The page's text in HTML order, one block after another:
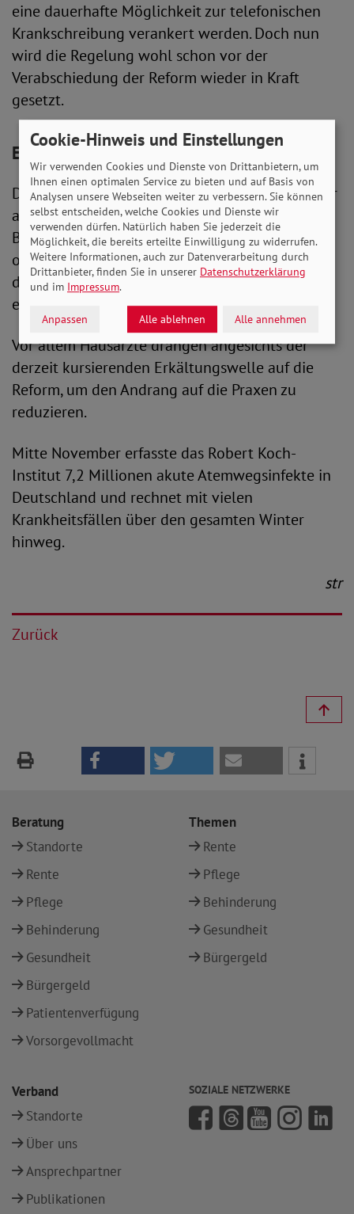
eine dauerhafte Möglichkeit zur telefonischen
Krankschreibung verankert werden. Doch nun
wird die Regelung wohl schon vor der
Verabschiedung der Reform wieder in Kraft
gesetzt.
Entscheidung liegt beim G-BA
Das Thema stehe für die Sitzung am 7. Dezember
auf der Tagesordnung des Gemeinsamen
Bundesausschusses (G-BA). Der G-BA ist das
oberste Gremium der Selbstverwaltung im
deutschen Gesundheitswesen. Auch der SoVD
entsendet Vertreter in den Ausschuss.
Vor allem Hausärzte drängen angesichts der
derzeit kursierenden Erkältungswelle auf die
Reform, um den Andrang auf die Praxen zu
reduzieren.
Mitte November erfasste das Robert Koch-
Institut 7,2 Millionen akute Atemwegsinfekte in
Deutschland und rechnet mit vielen
Krankheitsfällen über den gesamten Winter
hinweg.
str
Zurück
Beratung
Standorte
Rente
Pflege
Behinderung
Gesundheit
Bürgergeld
Patientenverfügung
Vorsorgevollmacht
Themen
Rente
Pflege
Behinderung
Gesundheit
Bürgergeld
Verband
Standorte
Über uns
Ansprechpartner
Publikationen
SOZIALE NETZWERKE
Cookie-Hinweis und Einstellungen
Wir verwenden Cookies und Dienste von Drittanbietern, um
Ihnen einen optimalen Service zu bieten und auf Basis von
Analysen unsere Webseiten weiter zu verbessern. Sie können
selbst entscheiden, welche Cookies und Dienste wir
verwenden dürfen. Natürlich haben Sie jederzeit die
Möglichkeit, die bereits erteilte Einwilligung zu widerrufen.
Weitere Informationen, auch zur Datenverarbeitung durch
Drittanbieter, finden Sie in unserer Datenschutzerklärung
und im Impressum.
Anpassen Alle ablehnen Alle annehmen